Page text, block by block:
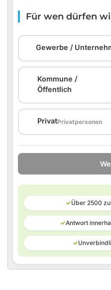
Für wen dürfen
Gewerbe /
Kommune /
Öffentlich
PrivatPrivatpersonen
✓Über 2500
✓Antwort
✓